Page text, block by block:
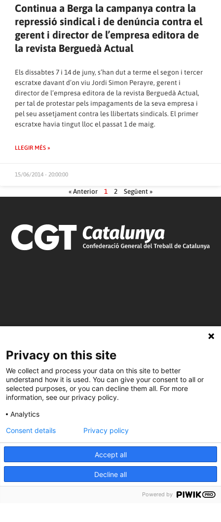
Continua a Berga la campanya contra la
repressió sindical i de denúncia contra el
gerent i director de l’empresa editora de
la revista Berguedà Actual
Els dissabtes 7 i 14 de juny, s’han dut a terme el segon i tercer
escratxe davant d’on viu Jordi Simon Perayre, gerent i
director de l’empresa editora de la revista Berguedà Actual,
per tal de protestar pels impagaments de la seva empresa i
pel seu assetjament contra les llibertats sindicals. El primer
escratxe havia tingut lloc el passat 1 de maig.
LLEGIR MÉS »
15/06/2014 - 20:00:00
« Anterior 1 2 Següent »
C/ Burgos 59, Baixos – 08014 Barcelona
spccc@spcgtcatalunya.cat
935 120 481
@CGTCatalunya
Privacy on this site
We collect and process your data on this site to better
understand how it is used. You can give your consent to all or
selected purposes, or you can decline them all. For more
information, see our privacy policy.
Analytics
Accept all
Decline all
Consent details Privacy policy
Powered by